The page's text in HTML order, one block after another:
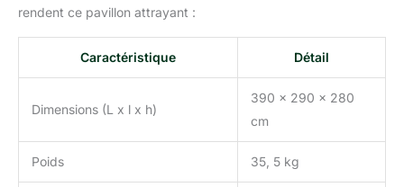
rendent ce pavillon attrayant :
Caractéristique Détail
Dimensions (L x l x h)
390 x 290 x 280
cm
Poids 35, 5 kg